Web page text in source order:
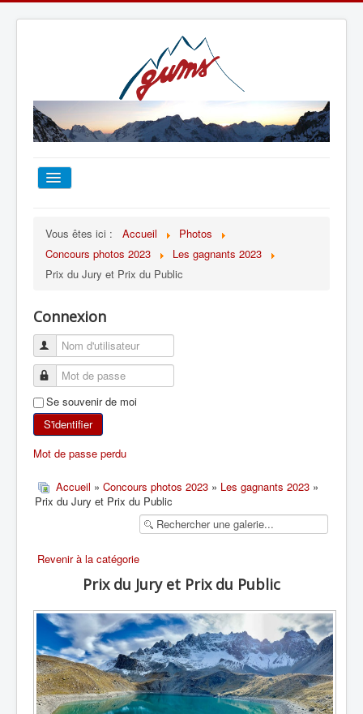
TOUT SUR LE GUMS
ALPINISME
SKI DE RANDONNÉE
RANDONNÉE PÉDESTRE
RANDONNÉE SPORTIVE
Vous êtes ici : Accueil
Photos
Concours photos 2023
Les gagnants 2023
Prix du Jury et Prix du Public
Connexion
Se souvenir de moi
S'identifier
Mot de passe perdu
Accueil » Concours photos 2023 » Les gagnants 2023 »
Prix du Jury et Prix du Public
Revenir à la catégorie
Prix du Jury et Prix du Public